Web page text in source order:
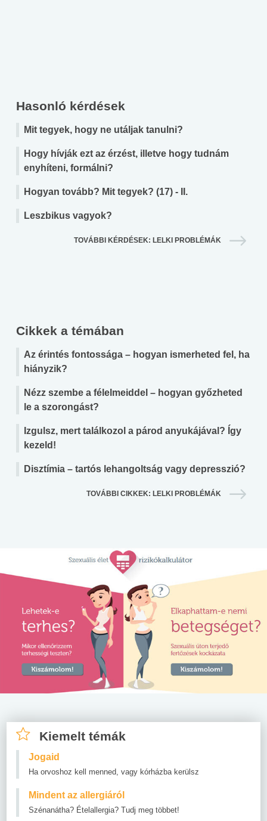
Hasonló kérdések
Mit tegyek, hogy ne utáljak tanulni?
Hogy hívják ezt az érzést, illetve hogy tudnám
enyhíteni, formálni?
Hogyan tovább? Mit tegyek? (17) - II.
Leszbikus vagyok?
TOVÁBBI KÉRDÉSEK: LELKI PROBLÉMÁK
Cikkek a témában
Az érintés fontossága – hogyan ismerheted fel, ha
hiányzik?
Nézz szembe a félelmeiddel – hogyan győzheted
le a szorongást?
Izgulsz, mert találkozol a párod anyukájával? Így
kezeld!
Disztímia – tartós lehangoltság vagy depresszió?
TOVÁBBI CIKKEK: LELKI PROBLÉMÁK
Kiemelt témák
Jogaid
Ha orvoshoz kell menned, vagy kórházba kerülsz
Mindent az allergiáról
Szénanátha? Ételallergia? Tudj meg többet!